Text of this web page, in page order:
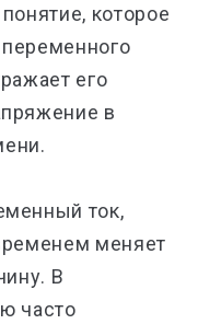
которое
его
в
ток,
меняет
В
часто